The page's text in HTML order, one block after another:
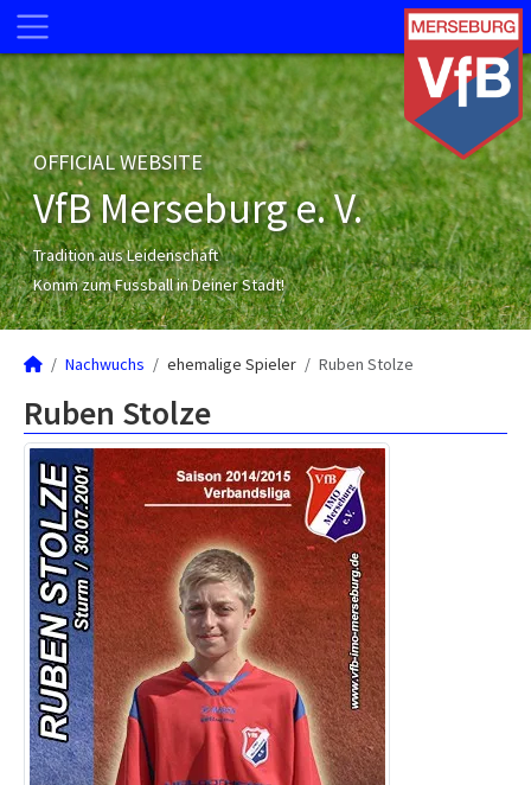
OFFICIAL WEBSITE
VfB Merseburg e. V.
Tradition aus Leidenschaft
Komm zum Fussball in Deiner Stadt!
Nachwuchs ehemalige Spieler Ruben Stolze
Ruben Stolze